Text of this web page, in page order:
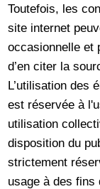
Toutefois, les
site internet
occasionnelle et
d’en citer la
L’utilisation des
est réservée à
utilisation
disposition du
strictement
usage à des fins